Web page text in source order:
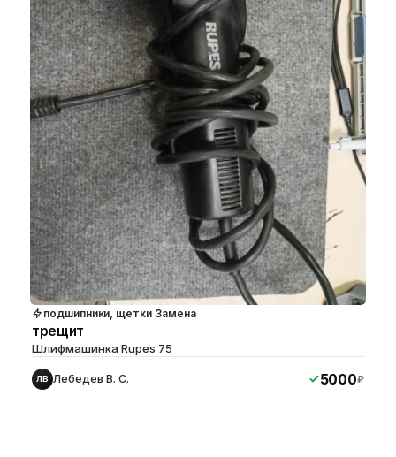
подшипники, щетки Замена
трещит
Шлифмашинка Rupes 75
ЛВ Лебедев В. С. 5000₽